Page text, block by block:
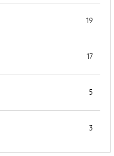
19
17
5
3